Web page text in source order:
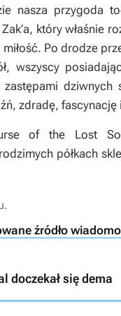
nasza przygoda
który właśnie
Po drodze
wszyscy
dziwnych
zdradę, fascynację
of the Lost
półkach
źródło
doczekał się dema